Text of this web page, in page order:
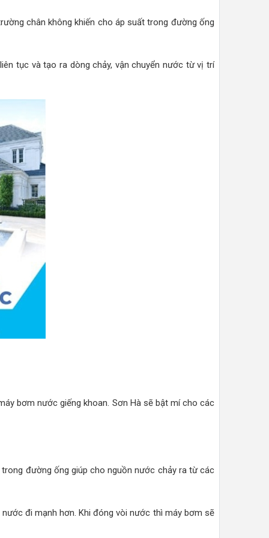
chân không khiến cho áp suất trong đường ống
tục và tạo ra dòng chảy, vận chuyển nước từ vị trí
bơm nước giếng khoan. Sơn Hà sẽ bật mí cho các
đường ống giúp cho nguồn nước chảy ra từ các
đi mạnh hơn. Khi đóng vòi nước thì máy bơm sẽ